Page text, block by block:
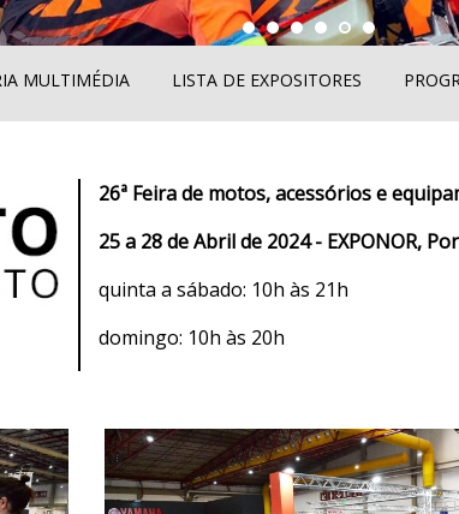
MULTIMÉDIA LISTA DE EXPOSITORES
26ª Feira de motos, acessórios e
25 a 28 de Abril de 2024 - EXPONOR,
quinta a sábado: 10h às 21h
domingo: 10h às 20h